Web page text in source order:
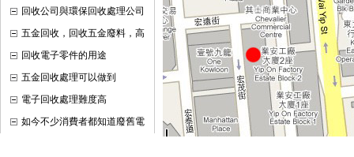
回收公司與環保回收處理公司
五金回收，回收五金廢料，高
回收電子零件的用途
五金回收處理可以做到
電子回收處理難度高
如今不少消費者都知道廢舊電